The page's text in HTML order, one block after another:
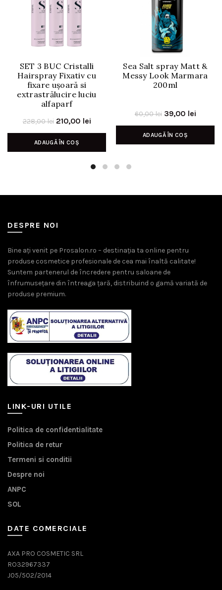
SET 3 BUC Cristalli
Hairspray Fixativ cu
fixare ușoară si
extrastrălucire luciu
alfaparf
228,00lei Prețul
inițial
a
228,00 lei.
210,00 leiPrețul
curent
ADAUGĂ ÎN COȘ
Sea Salt spray Matt &
Messy Look Marmara
200ml
60,00lei Prețul
inițial
a
39,00 leiPrețul
curent
ADAUGĂ ÎN COȘ
DESPRE NOI
Bine ați venit pe Prosalon.ro – destinația ta online pentru
produse cosmetice profesionale de cea mai înaltă calitate!
Suntem partenerul de încredere pentru saloane de
înfrumusețare din întreaga țară, distribuind o gamă variată de
produse premium.
LINK-URI UTILE
Politica de confidentialitate
Politica de retur
Termeni si conditii
Despre noi
ANPC
SOL
DATE COMERCIALE
AXA PRO COSMETIC SRL
RO32967337
J05/502/2014